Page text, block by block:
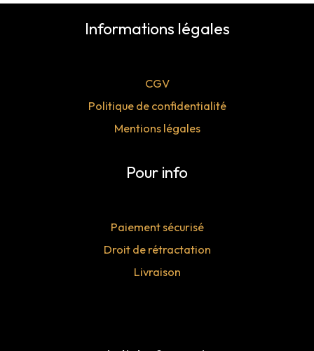
Informations légales
CGV
Politique de confidentialité
Mentions légales
Pour info
Paiement sécurisé
Droit de rétractation
Livraison